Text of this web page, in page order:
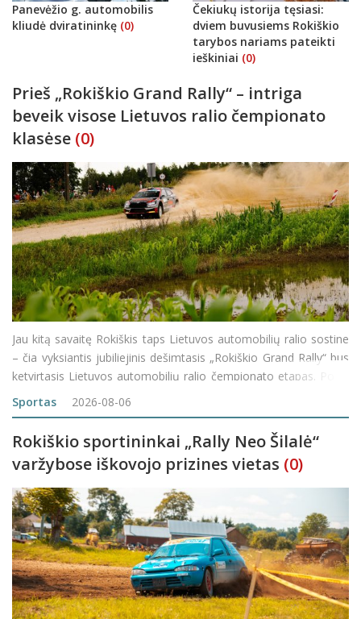
Panevėžio g. automobilis
kliudė dviratininkę (0)
Čekiukų istorija tęsiasi:
dviem buvusiems Rokiškio
tarybos nariams pateikti
ieškiniai (0)
Prieš „Rokiškio Grand Rally“ – intriga
beveik visose Lietuvos ralio čempionato
klasėse (0)
Jau kitą savaitę Rokiškis taps Lietuvos automobilių ralio sostine
– čia vyksiantis jubiliejinis dešimtasis „Rokiškio Grand Rally“ bus
ketvirtasis Lietuvos automobilių ralio čempionato etapas. Po jo
Sportas 2026-08-06
Rokiškio sportininkai „Rally Neo Šilalė“
varžybose iškovojo prizines vietas (0)